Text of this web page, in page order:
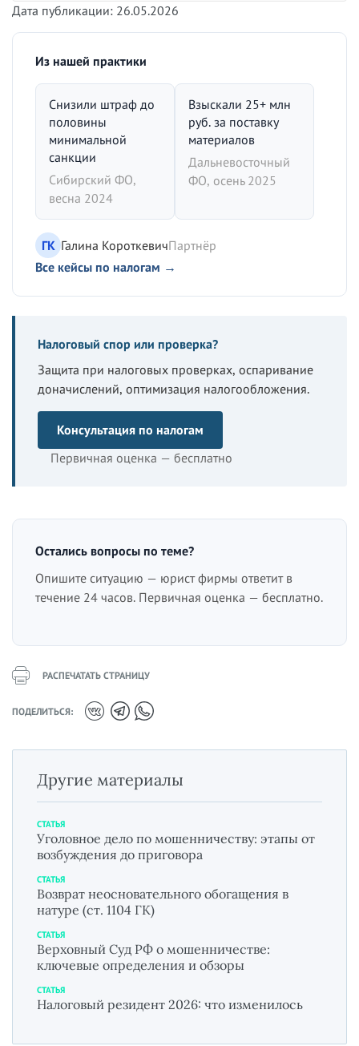
Дата публикации: 26.05.2026
Из нашей практики
Снизили штраф до
половины
минимальной
санкции
Сибирский ФО,
весна 2024
Взыскали 25+ млн
руб. за поставку
материалов
Дальневосточный
ФО, осень 2025
ГК Галина КороткевичПартнёр
Все кейсы по налогам →
Налоговый спор или проверка?
Защита при налоговых проверках, оспаривание
доначислений, оптимизация налогообложения.
Консультация по налогам
Первичная оценка — бесплатно
Остались вопросы по теме?
Опишите ситуацию — юрист фирмы ответит в
течение 24 часов. Первичная оценка — бесплатно.
РАСПЕЧАТАТЬ СТРАНИЦУ
ПОДЕЛИТЬСЯ:
Другие материалы
СТАТЬЯ
Уголовное дело по мошенничеству: этапы от
возбуждения до приговора
СТАТЬЯ
Возврат неосновательного обогащения в
натуре (ст. 1104 ГК)
СТАТЬЯ
Верховный Суд РФ о мошенничестве:
ключевые определения и обзоры
СТАТЬЯ
Налоговый резидент 2026: что изменилось